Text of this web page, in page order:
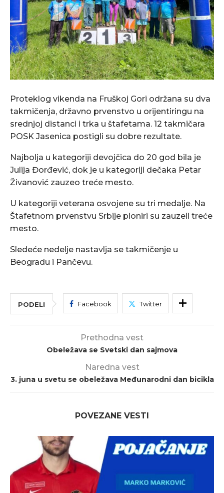
Proteklog vikenda na Fruškoj Gori održana su dva
takmičenja, državno prvenstvo u orijentiringu na
srednjoj distanci i trka u štafetama. 12 takmičara
POSK Jasenica postigli su dobre rezultate.
Najbolja u kategoriji devojčica do 20 god bila je
Julija Đorđević, dok je u kategoriji dečaka Petar
Živanović zauzeo treće mesto.
U kategoriji veterana osvojene su tri medalje. Na
Štafetnom prvenstvu Srbije pioniri su zauzeli treće
mesto.
Sledeće nedelje nastavlja se takmičenje u
Beogradu i Pančevu.
PODELI Facebook Twitter
Prethodna vest
Obeležava se Svetski dan sajmova
Naredna vest
3. juna u svetu se obeležava Međunarodni dan bicikla
POVEZANE VESTI